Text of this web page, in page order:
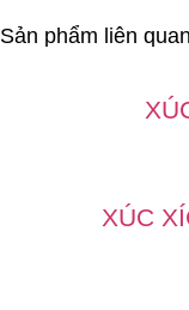
Sản phẩm liên quan
XÚC